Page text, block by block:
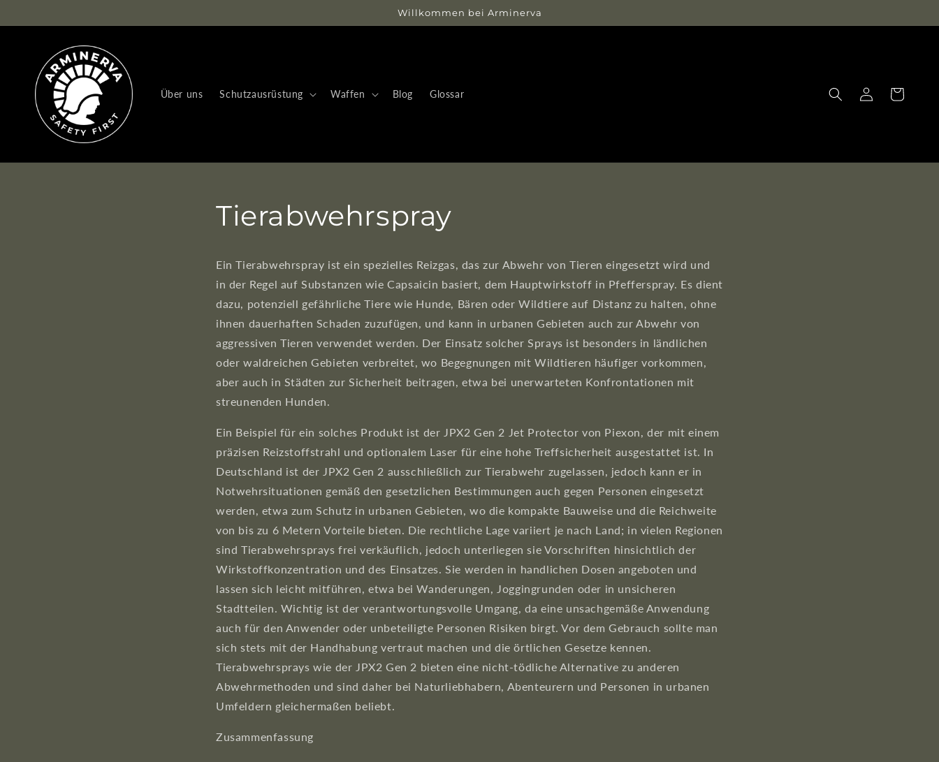
Inhalt
Willkommen bei Arminerva
Über uns Schutzausrüstung Waffen Blog Glossar EinloggenWarenkorb
Tierabwehrspray
Ein Tierabwehrspray ist ein spezielles Reizgas, das zur Abwehr von Tieren eingesetzt wird und
in der Regel auf Substanzen wie Capsaicin basiert, dem Hauptwirkstoff in Pfefferspray. Es dient
dazu, potenziell gefährliche Tiere wie Hunde, Bären oder Wildtiere auf Distanz zu halten, ohne
ihnen dauerhaften Schaden zuzufügen, und kann in urbanen Gebieten auch zur Abwehr von
aggressiven Tieren verwendet werden. Der Einsatz solcher Sprays ist besonders in ländlichen
oder waldreichen Gebieten verbreitet, wo Begegnungen mit Wildtieren häufiger vorkommen,
aber auch in Städten zur Sicherheit beitragen, etwa bei unerwarteten Konfrontationen mit
streunenden Hunden.
Ein Beispiel für ein solches Produkt ist der JPX2 Gen 2 Jet Protector von Piexon, der mit einem
präzisen Reizstoffstrahl und optionalem Laser für eine hohe Treffsicherheit ausgestattet ist. In
Deutschland ist der JPX2 Gen 2 ausschließlich zur Tierabwehr zugelassen, jedoch kann er in
Notwehrsituationen gemäß den gesetzlichen Bestimmungen auch gegen Personen eingesetzt
werden, etwa zum Schutz in urbanen Gebieten, wo die kompakte Bauweise und die Reichweite
von bis zu 6 Metern Vorteile bieten. Die rechtliche Lage variiert je nach Land; in vielen Regionen
sind Tierabwehrsprays frei verkäuflich, jedoch unterliegen sie Vorschriften hinsichtlich der
Wirkstoffkonzentration und des Einsatzes. Sie werden in handlichen Dosen angeboten und
lassen sich leicht mitführen, etwa bei Wanderungen, Joggingrunden oder in unsicheren
Stadtteilen. Wichtig ist der verantwortungsvolle Umgang, da eine unsachgemäße Anwendung
auch für den Anwender oder unbeteiligte Personen Risiken birgt. Vor dem Gebrauch sollte man
sich stets mit der Handhabung vertraut machen und die örtlichen Gesetze kennen.
Tierabwehrsprays wie der JPX2 Gen 2 bieten eine nicht-tödliche Alternative zu anderen
Abwehrmethoden und sind daher bei Naturliebhabern, Abenteurern und Personen in urbanen
Umfeldern gleichermaßen beliebt.
Zusammenfassung